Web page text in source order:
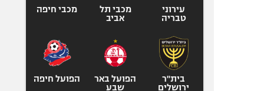
ספורט אולימפי
עירוני
טבריה
מכבי תל
אביב
מכבי חיפה
בית"ר
ירושלים
הפועל באר
שבע
הפועל חיפה